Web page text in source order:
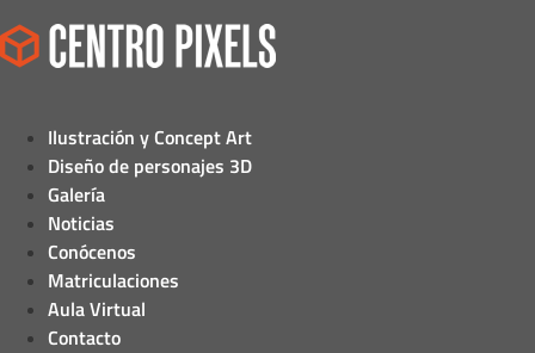
Ilustración y Concept Art
Diseño de personajes 3D
Galería
Noticias
Conócenos
Matriculaciones
Aula Virtual
Contacto